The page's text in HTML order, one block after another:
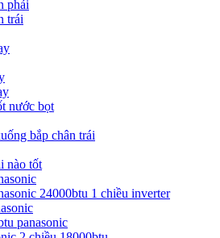
phải
trái
nước bọt
bắp chân trái
nào tốt
24000btu 1 chiều inverter
panasonic